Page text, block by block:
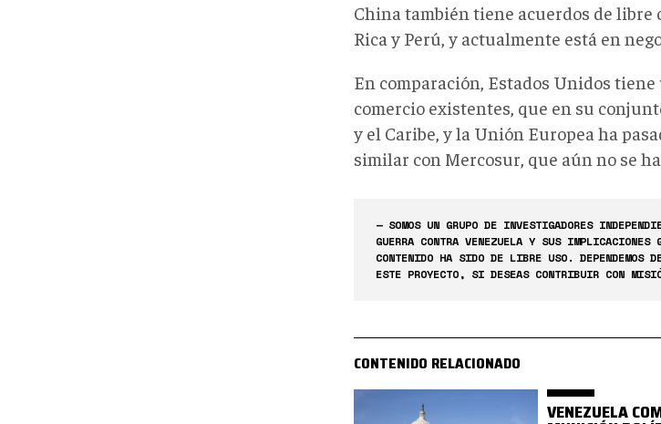
China también tiene acuerdos de libre
Rica y Perú, y actualmente está en
En comparación, Estados Unidos
comercio existentes, que en su
y el Caribe, y la Unión Europea ha
similar con Mercosur, que aún no se
— SOMOS UN GRUPO DE INVESTIGADORES
GUERRA CONTRA VENEZUELA Y SUS
CONTENIDO HA SIDO DE LIBRE USO. DEPENDEMOS
ESTE PROYECTO, SI DESEAS CONTRIBUIR CON
CONTENIDO RELACIONADO
VENEZUELA